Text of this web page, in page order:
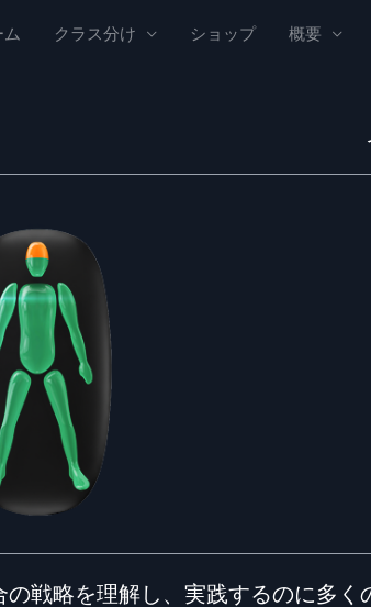
ム クラス分け ショップ 概要
戦略を理解し、実践するのに多く